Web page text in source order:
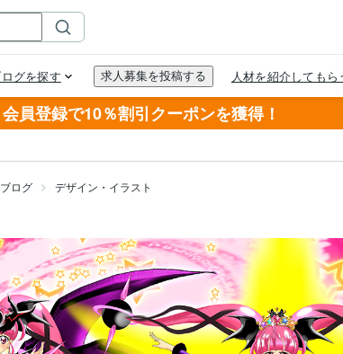
会員登録で10％割引クーポンを獲得！
ブログ デザイン・イラスト